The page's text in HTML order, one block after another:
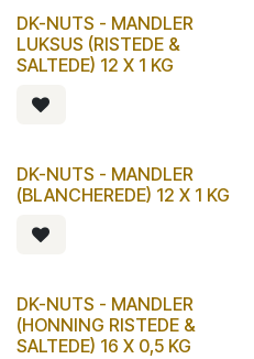
DK-NUTS - MANDLER
LUKSUS (RISTEDE &
SALTEDE) 12 X 1 KG
DK-NUTS - MANDLER
(BLANCHEREDE) 12 X 1 KG
DK-NUTS - MANDLER
(HONNING RISTEDE &
SALTEDE) 16 X 0,5 KG